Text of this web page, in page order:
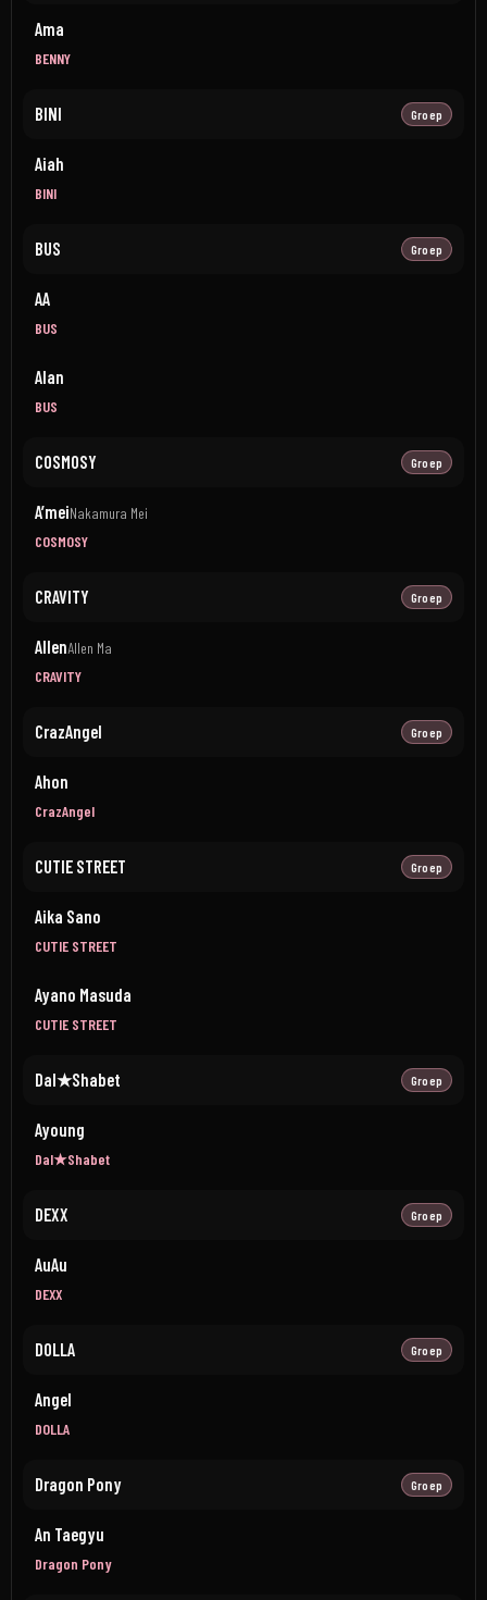
Ama
BENNY
BINI Groep
Aiah
BINI
BUS Groep
AA
BUS
Alan
BUS
COSMOSY Groep
A’meiNakamura Mei
COSMOSY
CRAVITY Groep
AllenAllen Ma
CRAVITY
CrazAngel Groep
Ahon
CrazAngel
CUTIE STREET Groep
Aika Sano
CUTIE STREET
Ayano Masuda
CUTIE STREET
Dal★Shabet Groep
Ayoung
Dal★Shabet
DEXX Groep
AuAu
DEXX
DOLLA Groep
Angel
DOLLA
Dragon Pony Groep
An Taegyu
Dragon Pony